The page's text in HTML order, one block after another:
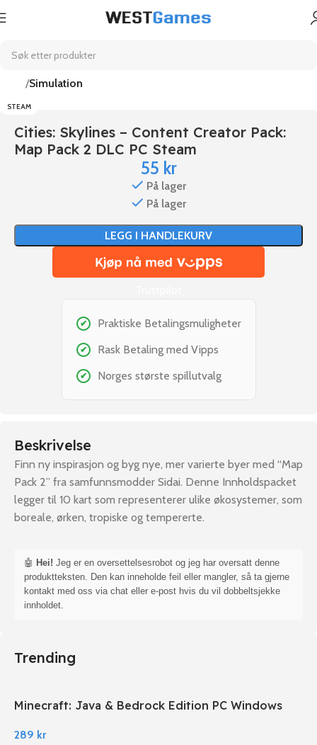
Simulation
STEAM
Cities: Skylines – Content Creator Pack:
Map Pack 2 DLC PC Steam
55 kr
På lager
På lager
LEGG I HANDLEKURV
✔ Praktiske Betalingsmuligheter
✔ Rask Betaling med Vipps
✔ Norges største spillutvalg
Beskrivelse
Finn ny inspirasjon og byg nye, mer varierte byer med “Map
Pack 2” fra samfunnsmodder Sidai. Denne Innholdspacket
legger til 10 kart som representerer ulike økosystemer, som
boreale, ørken, tropiske og tempererte.
🤖 Hei! Jeg er en oversettelsesrobot og jeg har oversatt denne
produktteksten. Den kan inneholde feil eller mangler, så ta gjerne
kontakt med oss via chat eller e-post hvis du vil dobbeltsjekke
innholdet.
Trending
Minecraft: Java & Bedrock Edition PC Windows
289 kr